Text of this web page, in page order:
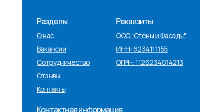
Разделы
ИНН: 6234111155
ООО "Стены и Фасады"
ОГРН: 1126234014213
Реквизиты
Контактная информация
О нас
Сотрудничество
Отзывы
Вакансии
Контакты